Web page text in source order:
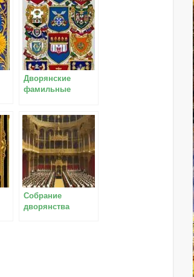
Дворянские
фамильные
Собрание
дворянства